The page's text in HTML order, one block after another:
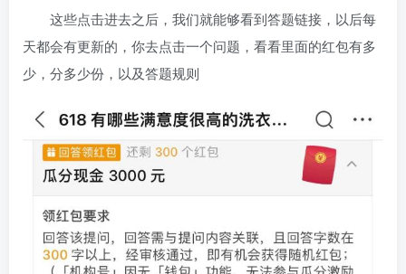
这些点击进去之后，我们就能够看到答题链接，以后每
天都会有更新的，你去点击一个问题，看看里面的红包有多
少，分多少份，以及答题规则